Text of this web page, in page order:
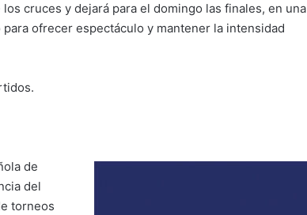
cruces y dejará para el domingo las finales, en una
ofrecer espectáculo y mantener la intensidad
de
del
torneos